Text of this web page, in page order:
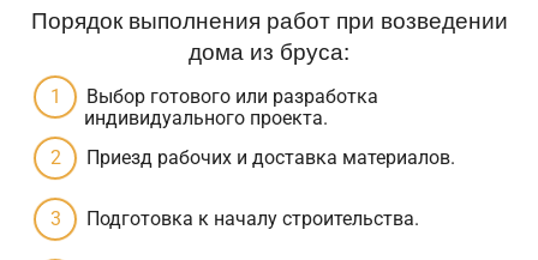
Порядок выполнения работ при возведении
дома из бруса:
Выбор готового или разработка
индивидуального проекта.
Приезд рабочих и доставка материалов.
Подготовка к началу строительства.